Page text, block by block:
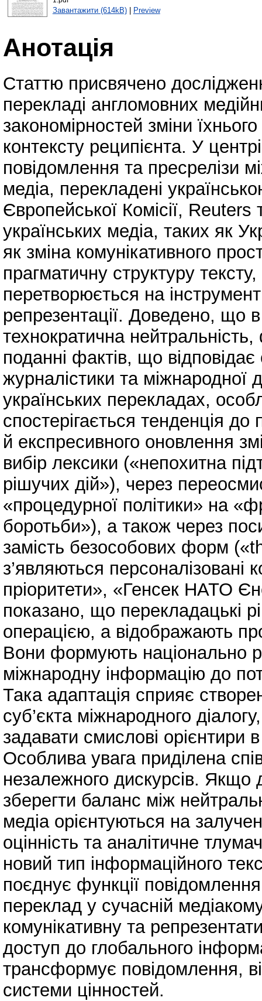
Завантажити (614kB)| Preview
Анотація
Статтю присвячено
перекладі англомовних
закономірностей зміни
контексту реципієнта. У
повідомлення та пресрелізи
медіа, перекладені
Європейської Комісії,
українських медіа, таких як
як зміна комунікативного
прагматичну структуру
перетворюється на інструмент
репрезентації. Доведено, що
технократична
поданні фактів, що
журналістики та міжнародної
українських перекладах,
спостерігається тенденція до
й експресивного оновлення
вибір лексики («непохитна
рішучих дій»), через
«процедурної політики» на
боротьби»), а також через
замість безособових форм
з’являються персоналізовані
пріоритети», «Генсек НАТО
показано, що перекладацькі
операцією, а відображають
Вони формують національно
міжнародну інформацію до
Така адаптація сприяє
суб’єкта міжнародного
задавати смислові орієнтири
Особлива увага приділена
незалежного дискурсів. Якщо
зберегти баланс між
медіа орієнтуються на
оцінність та аналітичне
новий тип інформаційного
поєднує функції
переклад у сучасній
комунікативну та
доступ до глобального
трансформує повідомлення,
системи цінностей.